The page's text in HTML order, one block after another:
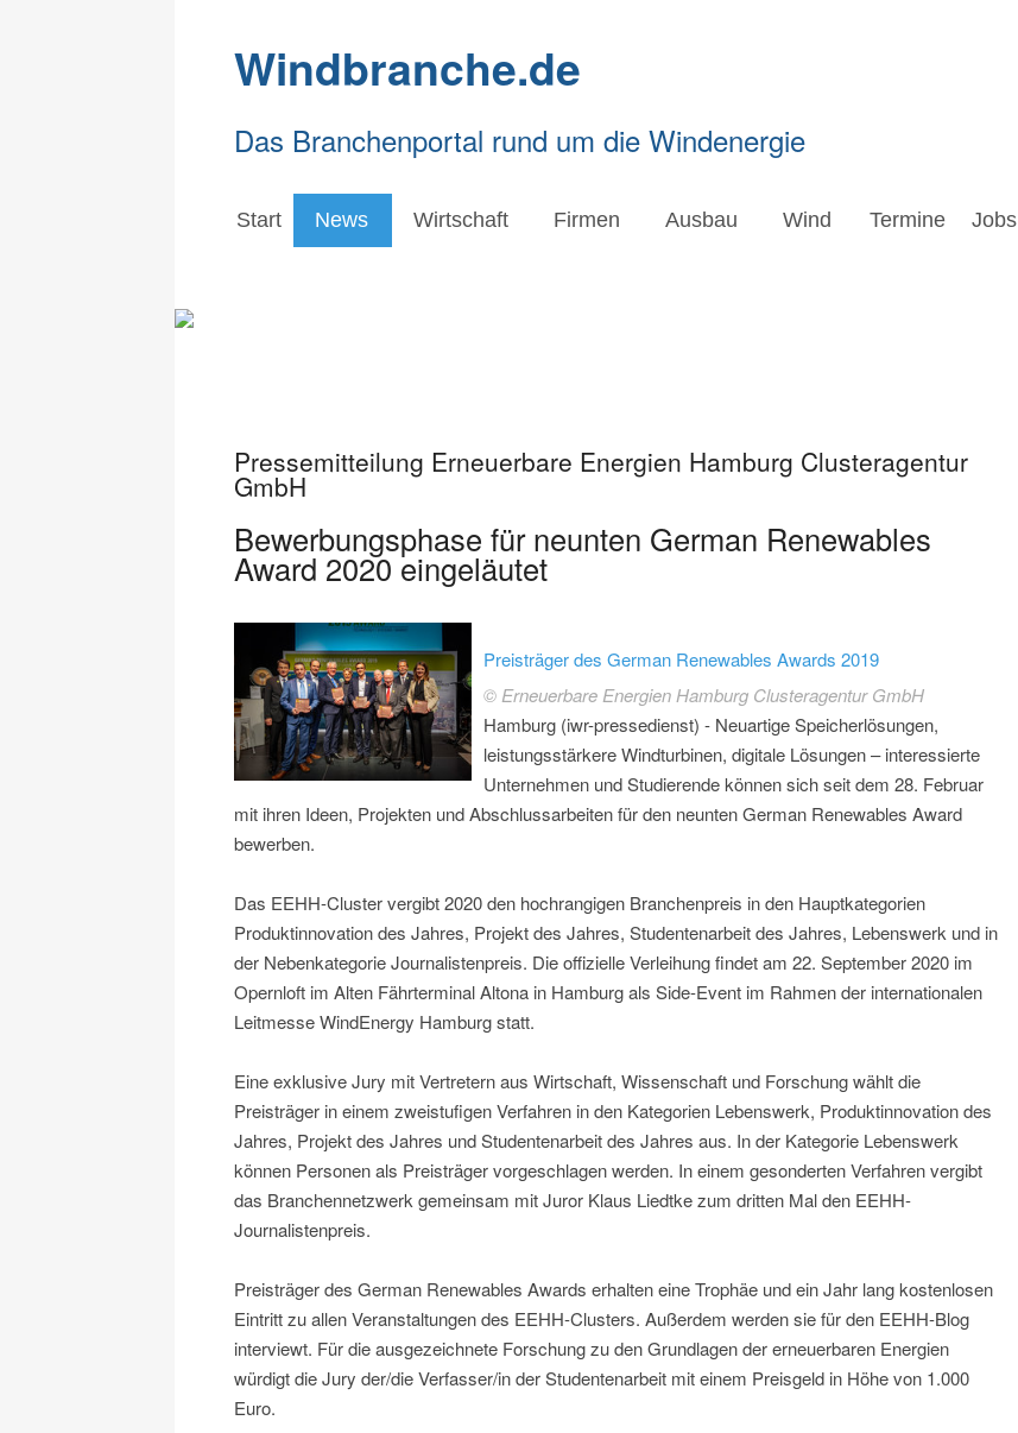
Windbranche.de
Das Branchenportal rund um die Windenergie
Start News Wirtschaft Firmen Ausbau Wind Termine Jobs
Pressemitteilung Erneuerbare Energien Hamburg Clusteragentur
GmbH
Bewerbungsphase für neunten German Renewables
Award 2020 eingeläutet
Preisträger des German Renewables Awards 2019
© Erneuerbare Energien Hamburg Clusteragentur GmbH
Hamburg (iwr-pressedienst) - Neuartige Speicherlösungen,
leistungsstärkere Windturbinen, digitale Lösungen – interessierte
Unternehmen und Studierende können sich seit dem 28. Februar
mit ihren Ideen, Projekten und Abschlussarbeiten für den neunten German Renewables Award
bewerben.
Das EEHH-Cluster vergibt 2020 den hochrangigen Branchenpreis in den Hauptkategorien
Produktinnovation des Jahres, Projekt des Jahres, Studentenarbeit des Jahres, Lebenswerk und in
der Nebenkategorie Journalistenpreis. Die offizielle Verleihung findet am 22. September 2020 im
Opernloft im Alten Fährterminal Altona in Hamburg als Side-Event im Rahmen der internationalen
Leitmesse WindEnergy Hamburg statt.
Eine exklusive Jury mit Vertretern aus Wirtschaft, Wissenschaft und Forschung wählt die
Preisträger in einem zweistufigen Verfahren in den Kategorien Lebenswerk, Produktinnovation des
Jahres, Projekt des Jahres und Studentenarbeit des Jahres aus. In der Kategorie Lebenswerk
können Personen als Preisträger vorgeschlagen werden. In einem gesonderten Verfahren vergibt
das Branchennetzwerk gemeinsam mit Juror Klaus Liedtke zum dritten Mal den EEHH-
Journalistenpreis.
Preisträger des German Renewables Awards erhalten eine Trophäe und ein Jahr lang kostenlosen
Eintritt zu allen Veranstaltungen des EEHH-Clusters. Außerdem werden sie für den EEHH-Blog
interviewt. Für die ausgezeichnete Forschung zu den Grundlagen der erneuerbaren Energien
würdigt die Jury der/die Verfasser/in der Studentenarbeit mit einem Preisgeld in Höhe von 1.000
Euro.